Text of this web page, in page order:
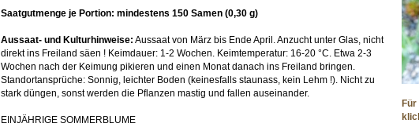
Saatgutmenge je Portion: mindestens 150 Samen (0,30 g)
Aussaat- und Kulturhinweise: Aussaat von März bis Ende April. Anzucht unter Glas, nicht
direkt ins Freiland säen ! Keimdauer: 1-2 Wochen. Keimtemperatur: 16-20 °C. Etwa 2-3
Wochen nach der Keimung pikieren und einen Monat danach ins Freiland bringen.
Standortansprüche: Sonnig, leichter Boden (keinesfalls staunass, kein Lehm !). Nicht zu
stark düngen, sonst werden die Pflanzen mastig und fallen auseinander.
EINJÄHRIGE SOMMERBLUME